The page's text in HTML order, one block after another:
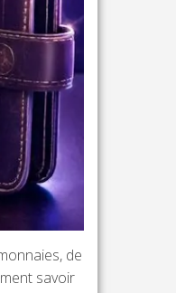
de
savoir